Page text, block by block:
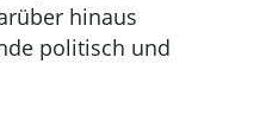
hinaus
politisch und